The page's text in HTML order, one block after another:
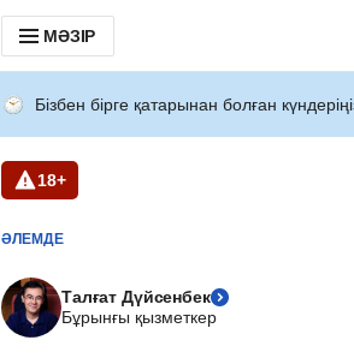
МӘЗІР
Бізбен бірге қатарынан болған
18+
ӘЛЕМДЕ
Талғат Дүйсенбек
Бұрынғы қызметкер